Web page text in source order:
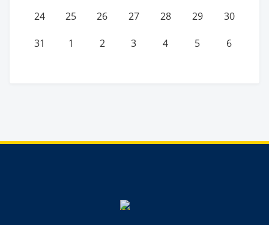
24 25 26 27 28 29 30
31 1 2 3 4 5 6